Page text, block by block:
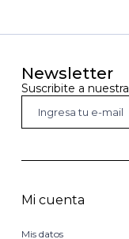
Newsletter
Suscribite a
Mi cuenta
Mis datos